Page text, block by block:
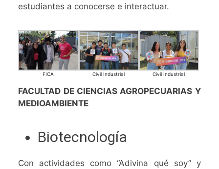
estudiantes a conocerse e interactuar.
FICA Civil Industrial Civil Industrial
FACULTAD DE CIENCIAS AGROPECUARIAS Y
MEDIOAMBIENTE
Biotecnología
Con actividades como “Adivina qué soy” y